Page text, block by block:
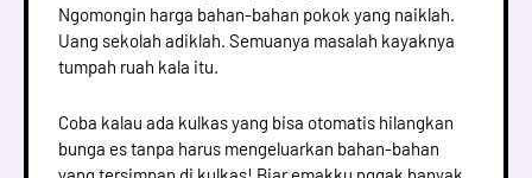
Ngomongin harga bahan-bahan pokok yang naiklah.
Uang sekolah adiklah. Semuanya masalah kayaknya
tumpah ruah kala itu.
Coba kalau ada kulkas yang bisa otomatis hilangkan
bunga es tanpa harus mengeluarkan bahan-bahan